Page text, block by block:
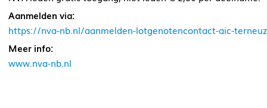
Aanmelden via:
https://nva-nb.nl/aanmelden-lotgenotencontact-aic-
Meer info:
www.nva-nb.nl